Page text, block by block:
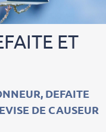
ET
DEFAITE
DE CAUSEUR